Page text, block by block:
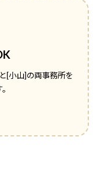
[小山]の両事務所を